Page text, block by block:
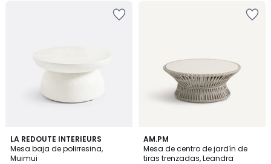
LA REDOUTE INTERIEURS
Mesa baja de polirresina,
Muimui
AM.PM
Mesa de centro de jardín de
tiras trenzadas, Leandra
5
/
5